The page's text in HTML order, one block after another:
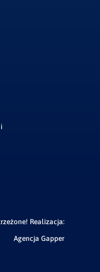
Realizacja:
Agencja Gapper